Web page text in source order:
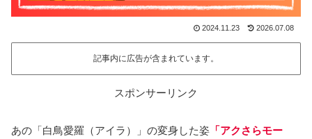
2024.11.23 2026.07.08
記事内に広告が含まれています。
スポンサーリンク
あの「白鳥愛羅（アイラ）」の変身した姿 「アクさらモー